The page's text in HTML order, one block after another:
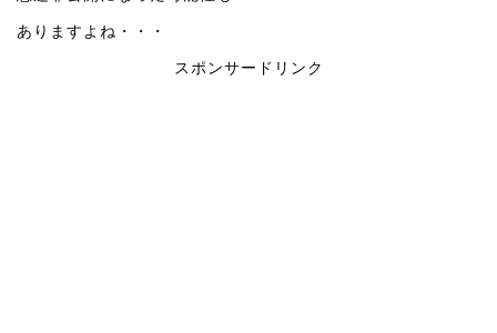
ありますよね・・・
スポンサードリンク